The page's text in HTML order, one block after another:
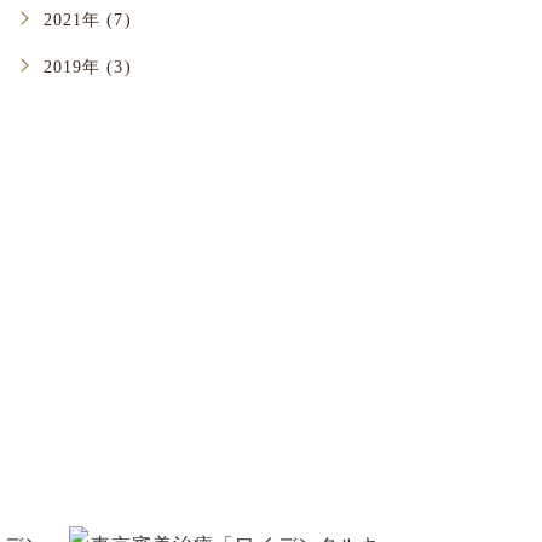
2021年 (7)
2019年 (3)